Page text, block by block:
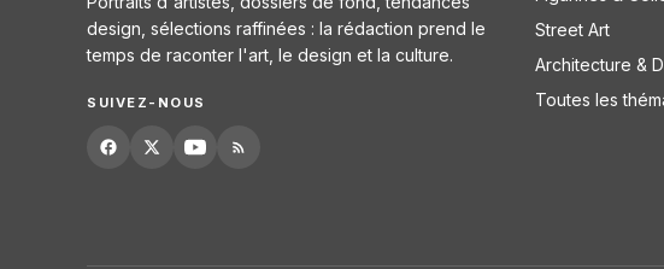
design, sélections raffinées : la rédaction prend le
temps de raconter l'art, le design et la culture.
SUIVEZ-NOUS
Street Art
Architecture &
Toutes les